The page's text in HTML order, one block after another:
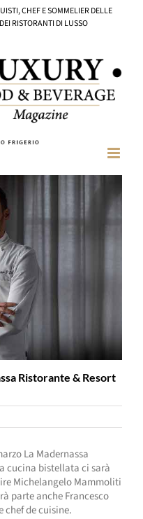
CHEF E SOMMELIER DELLE
RISTORANTI DI LUSSO
Ristorante & Resort
La Madernassa
cucina bistellata ci sarà
Michelangelo Mammoliti
parte anche Francesco
chef de cuisine.